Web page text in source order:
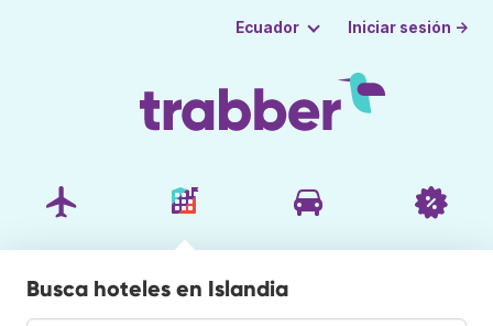
Ecuador Iniciar sesión →
Busca hoteles en Islandia